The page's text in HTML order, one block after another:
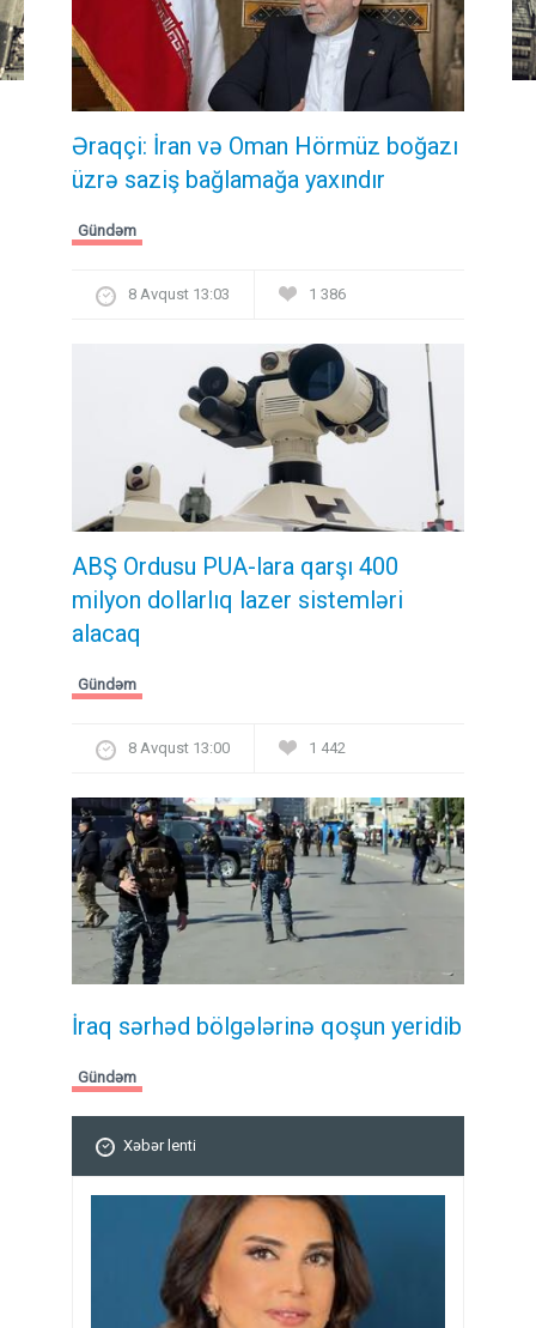
Əraqçi: İran və Oman Hörmüz boğazı
üzrə saziş bağlamağa yaxındır
Gündəm
8 Avqust 13:03 1 386
ABŞ Ordusu PUA-lara qarşı 400
milyon dollarlıq lazer sistemləri
alacaq
Gündəm
8 Avqust 13:00 1 442
İraq sərhəd bölgələrinə qoşun yeridib
Gündəm
Xəbər lenti